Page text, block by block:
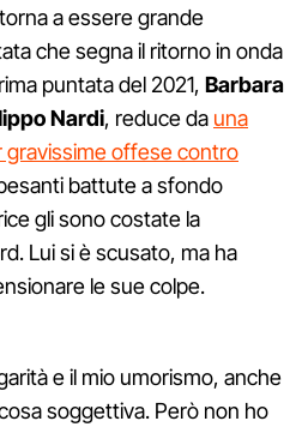
torna a essere grande
che segna il ritorno in onda
puntata del 2021, Barbara
Nardi, reduce da una
gravissime offese contro
battute a sfondo
gli sono costate la
Lui si è scusato, ma ha
le sue colpe.
e il mio umorismo, anche
soggettiva. Però non ho